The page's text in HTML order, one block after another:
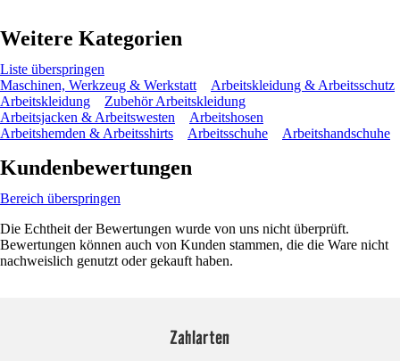
Weitere Kategorien
Liste überspringen
Maschinen, Werkzeug & Werkstatt
Arbeitskleidung & Arbeitsschutz
Arbeitskleidung
Zubehör Arbeitskleidung
Arbeitsjacken & Arbeitswesten
Arbeitshosen
Arbeitshemden & Arbeitsshirts
Arbeitsschuhe Arbeitshandschuhe
Kundenbewertungen
Bereich überspringen
Die Echtheit der Bewertungen wurde von uns nicht überprüft.
Bewertungen können auch von Kunden stammen, die die Ware nicht
nachweislich genutzt oder gekauft haben.
Zahlarten